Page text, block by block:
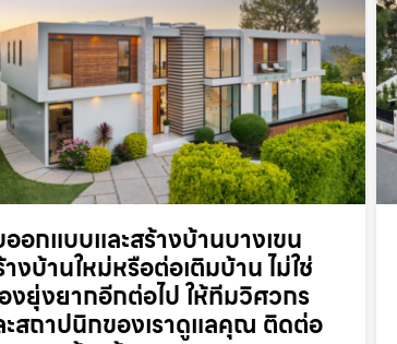
อกแบบและสร้างบ้านบางเขน
งบ้านใหม่หรือต่อเติมบ้าน ไม่ใช่
องยุ่งยากอีกต่อไป ให้ทีมวิศวกร
ะสถาปนิกของเราดูแลคุณ ติดต่อ